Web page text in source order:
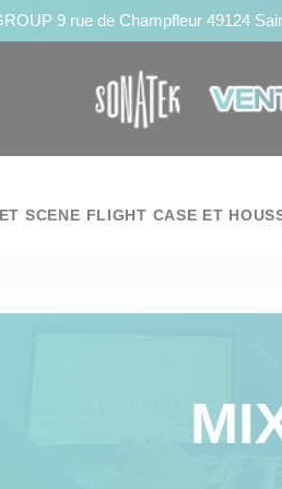
9 rue de Champfleur 49124
SCENE FLIGHT CASE ET